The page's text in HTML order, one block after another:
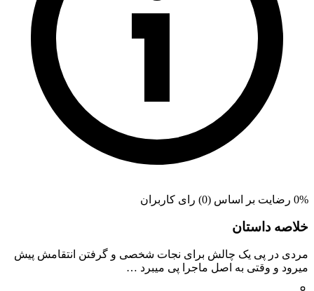
0% رضایت بر اساس (0) رای کاربران
خلاصه داستان
مردی در پی یک چالش برای نجات شخصی و گرفتن انتقامش پیش
میرود و وقتی به اصل ماجرا پی میبرد …